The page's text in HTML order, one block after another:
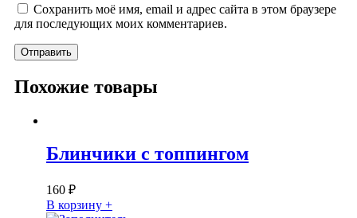
Сохранить моё имя, email и адрес сайта в этом браузере
для последующих моих комментариев.
Похожие товары
Блинчики с топпингом
160 ₽
В корзину +